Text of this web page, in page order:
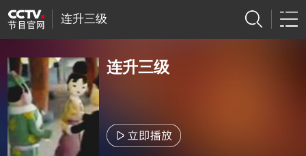
连升三级
连升三级